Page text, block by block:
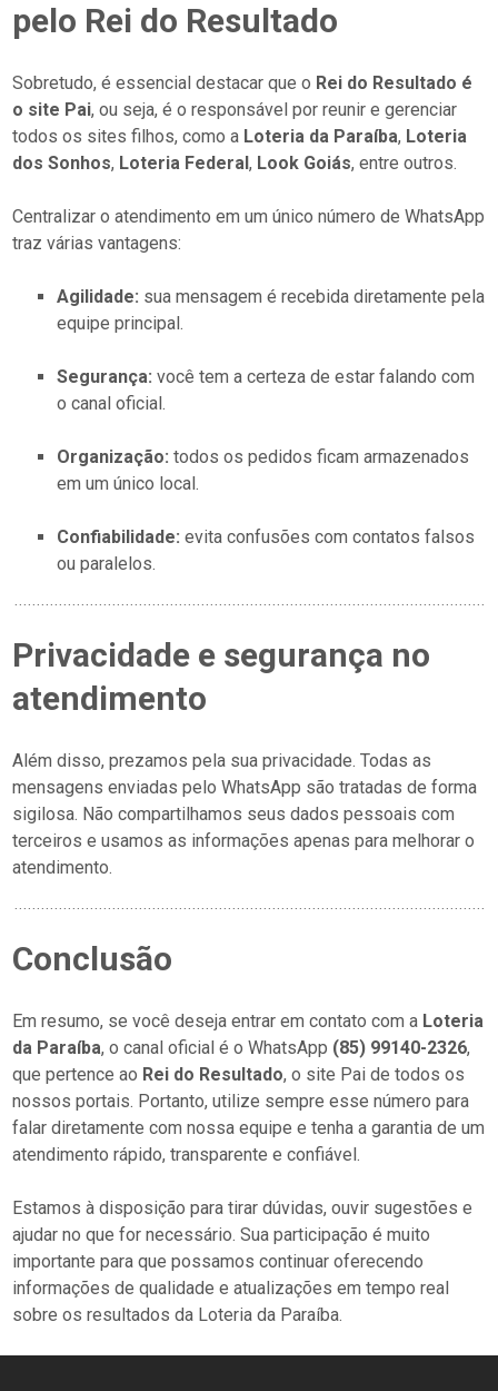
pelo Rei do Resultado
Sobretudo, é essencial destacar que o Rei do Resultado é
o site Pai, ou seja, é o responsável por reunir e gerenciar
todos os sites filhos, como a Loteria da Paraíba, Loteria
dos Sonhos, Loteria Federal, Look Goiás, entre outros.
Centralizar o atendimento em um único número de WhatsApp
traz várias vantagens:
Agilidade: sua mensagem é recebida diretamente pela
equipe principal.
Segurança: você tem a certeza de estar falando com
o canal oficial.
Organização: todos os pedidos ficam armazenados
em um único local.
Confiabilidade: evita confusões com contatos falsos
ou paralelos.
Privacidade e segurança no
atendimento
Além disso, prezamos pela sua privacidade. Todas as
mensagens enviadas pelo WhatsApp são tratadas de forma
sigilosa. Não compartilhamos seus dados pessoais com
terceiros e usamos as informações apenas para melhorar o
atendimento.
Conclusão
Em resumo, se você deseja entrar em contato com a Loteria
da Paraíba, o canal oficial é o WhatsApp (85) 99140-2326,
que pertence ao Rei do Resultado, o site Pai de todos os
nossos portais. Portanto, utilize sempre esse número para
falar diretamente com nossa equipe e tenha a garantia de um
atendimento rápido, transparente e confiável.
Estamos à disposição para tirar dúvidas, ouvir sugestões e
ajudar no que for necessário. Sua participação é muito
importante para que possamos continuar oferecendo
informações de qualidade e atualizações em tempo real
sobre os resultados da Loteria da Paraíba.